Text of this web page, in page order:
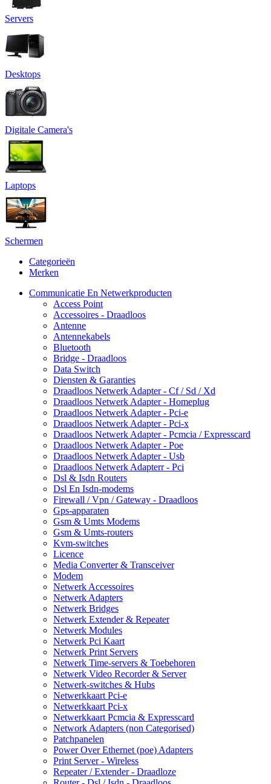
Servers
Desktops
Digitale Camera's
Laptops
Schermen
Categorieën
Merken
Communicatie En Netwerkproducten
Access Point
Accessoires - Draadloos
Antenne
Antennekabels
Bluetooth
Bridge - Draadloos
Data Switch
Diensten & Garanties
Draadloos Netwerk Adapter - Cf / Sd / Xd
Draadloos Netwerk Adapter - Homeplug
Draadloos Netwerk Adapter - Pci-e
Draadloos Netwerk Adapter - Pci-x
Draadloos Netwerk Adapter - Pcmcia / Expresscard
Draadloos Netwerk Adapter - Poe
Draadloos Netwerk Adapter - Usb
Draadloos Netwerk Adapterr - Pci
Dsl & Isdn Routers
Dsl En Isdn-modems
Firewall / Vpn / Gateway - Draadloos
Gps-apparaten
Gsm & Umts Modems
Gsm & Umts-routers
Kvm-switches
Licence
Media Converter & Transceiver
Modem
Netwerk Accessoires
Netwerk Adapters
Netwerk Bridges
Netwerk Extender & Repeater
Netwerk Modules
Netwerk Pci Kaart
Netwerk Print Servers
Netwerk Time-servers & Toebehoren
Netwerk Video Recorder & Server
Netwerk-switches & Hubs
Netwerkkaart Pci-e
Netwerkkaart Pci-x
Netwerkkaart Pcmcia & Expresscard
Network Adapters (non Categorised)
Patchpanelen
Power Over Ethernet (poe) Adapters
Print Server - Wireless
Repeater / Extender - Draadloze